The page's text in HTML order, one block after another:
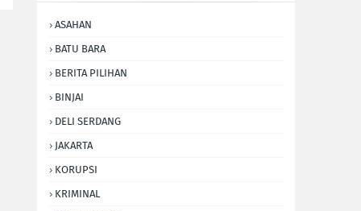
ASAHAN
BATU BARA
BERITA PILIHAN
BINJAI
DELI SERDANG
JAKARTA
KORUPSI
KRIMINAL